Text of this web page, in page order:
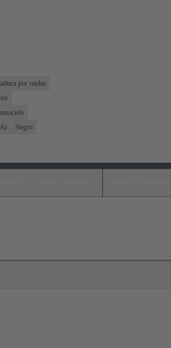
por ondas
Negro